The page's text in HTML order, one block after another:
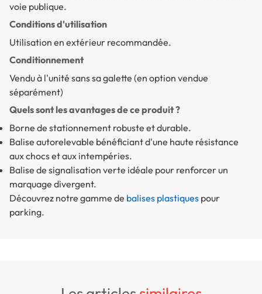
voie publique.
Conditions d'utilisation
Utilisation en extérieur recommandée.
Conditionnement
Vendu à l'unité sans sa galette (en option vendue
séparément)
Quels sont les avantages de ce produit ?
Borne de stationnement robuste et durable.
Balise autorelevable bénéficiant d'une haute résistance
aux chocs et aux intempéries.
Balise de signalisation verte idéale pour renforcer un
marquage divergent.
Découvrez notre gamme de balises plastiques pour
parking.